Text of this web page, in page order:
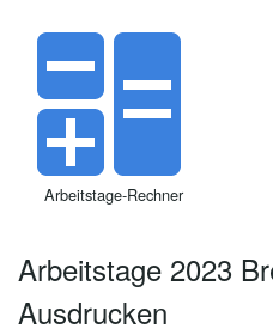
Arbeitstage-Rechner
Arbeitstage 2023
Ausdrucken